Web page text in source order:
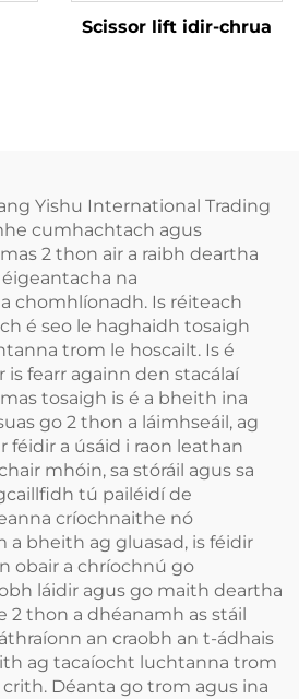
Scissor lift idir-chrua
Yishu International Trading
cumhachtach agus
2 thon air a raibh deartha
na
chomhlíonadh. Is réiteach
é seo le haghaidh tosaigh
trom le hoscailt. Is é
is fearr againn den stacálaí
tosaigh is é a bheith ina
go 2 thon a láimhseáil, ag
a úsáid i raon leathan
mhóin, sa stóráil agus sa
tú pailéidí de
críochnaithe nó
bheith ag gluasad, is féidir
obair a chríochnú go
láidir agus go maith deartha
2 thon a dhéanamh as stáil
an craobh an t-ádhais
ag tacaíocht luchtanna trom
Déanta go trom agus ina